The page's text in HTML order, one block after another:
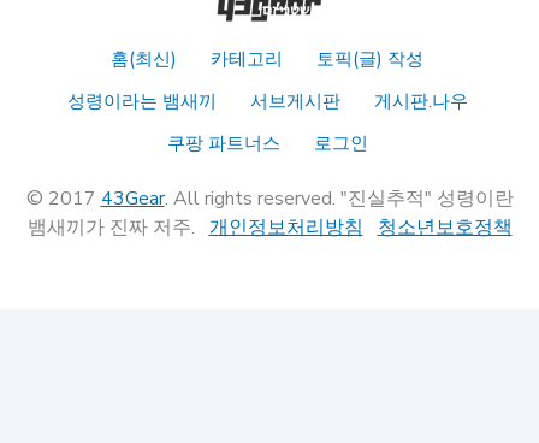
홈(최신) 카테고리
토픽(글) 작성
성령이라는 뱀새끼
서브게시판
게시판.나우
쿠팡 파트너스
로그인
© 2017 43Gear. All rights reserved. "진실추적" 성령이란
뱀새끼가 진짜 저주. 개인정보처리방침 청소년보호정책